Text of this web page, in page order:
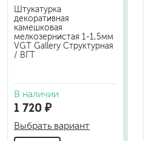
Штукатурка
декоративная
камешковая
мелкозернистая 1-1,5мм
VGT Gallery Структурная
/ ВГТ
В наличии
1 720 ₽
Выбрать вариант